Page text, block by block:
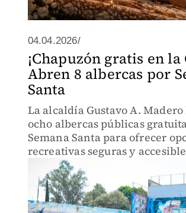
04.04.2026/
¡Chapuzón gratis en la
Abren 8 albercas por
Santa
La alcaldía Gustavo A.
ocho albercas públicas
Semana Santa para ofrecer
recreativas seguras y
familias que permanecen en